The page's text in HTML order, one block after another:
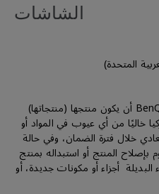
الشاشات
المتحدة)
1- تضمن شركة BenQ Asia Pacific أن يكون منتجها (منتجاتها)
خاليًا من أي عيوب في المواد أو
خلال فترة الضمان، وفي حالة
المنتج أو استبداله بمنتج
أجزاء أو مكونات جديدة، أو